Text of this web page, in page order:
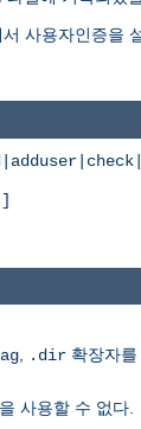
서 사용자인증을
]
.dir 확장자를
사용할 수 없다.